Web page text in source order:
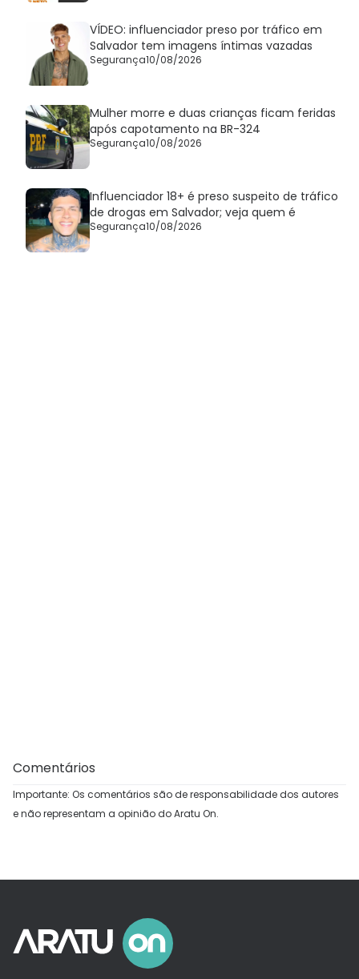
VÍDEO: influenciador preso por tráfico em
Salvador tem imagens íntimas vazadas
Segurança10/08/2026
Mulher morre e duas crianças ficam feridas
após capotamento na BR-324
Segurança10/08/2026
Influenciador 18+ é preso suspeito de tráfico
de drogas em Salvador; veja quem é
Segurança10/08/2026
Comentários
Importante: Os comentários são de responsabilidade dos autores
e não representam a opinião do Aratu On.